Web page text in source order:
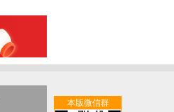
本版微信群